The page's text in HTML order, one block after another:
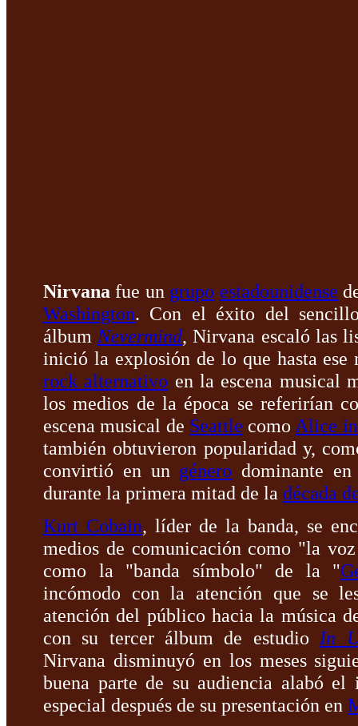
Nirvana fue un grupo estadounidense
Washington. Con el éxito del
álbum Nevermind, Nirvana escaló las
inició la explosión de lo que hasta ese
rock alternativo en la escena musical
los medios de la época se referirían
escena musical de Seattle como Alice
también obtuvieron popularidad y,
convirtió en un género dominante
durante la primera mitad de la década
Kurt Cobain, líder de la banda, se
medios de comunicación como "la
como la "banda símbolo" de la "
incómodo con la atención que se
atención del público hacia la música
con su tercer álbum de estudio In
Nirvana disminuyó en los meses
buena parte de su audiencia alabó
especial después de su presentación en